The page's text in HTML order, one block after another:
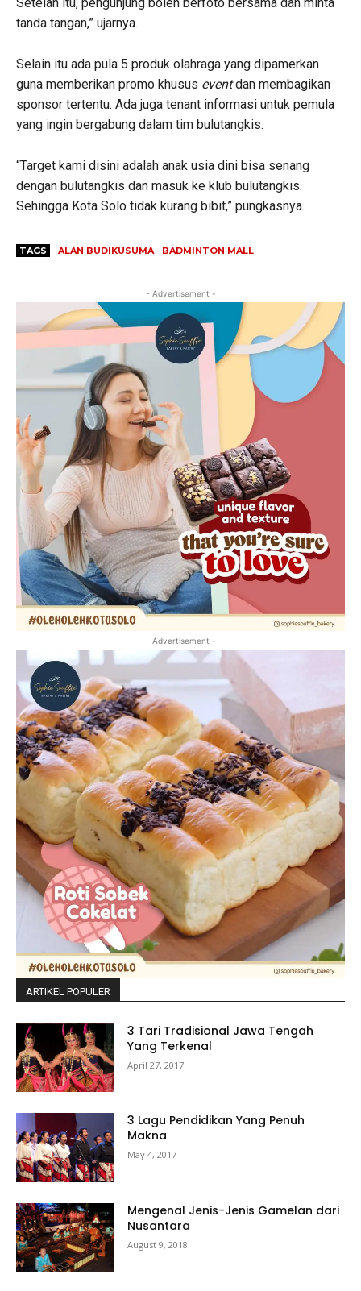
tanda tangan,” ujarnya.
Selain itu ada pula 5 produk olahraga yang dipamerkan
guna memberikan promo khusus eventdan membagikan
sponsor tertentu. Ada juga tenant informasi untuk pemula
yang ingin bergabung dalam tim bulutangkis.
“Target kami disini adalah anak usia dini bisa senang
dengan bulutangkis dan masuk ke klub bulutangkis.
Sehingga Kota Solo tidak kurang bibit,” pungkasnya.
TAGS ALAN BUDIKUSUMA BADMINTON MALL
- Advertisement -
- Advertisement -
ARTIKEL POPULER
3 Tari Tradisional Jawa Tengah
Yang Terkenal
April 27, 2017
3 Lagu Pendidikan Yang Penuh
Makna
May 4, 2017
Mengenal Jenis-Jenis Gamelan dari
Nusantara
August 9, 2018